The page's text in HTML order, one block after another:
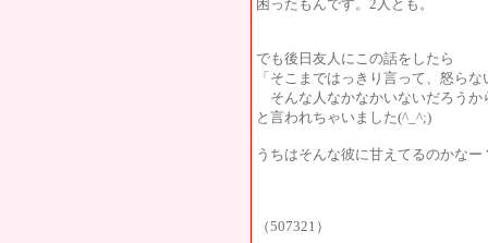
困ったもんです。2人とも。
でも後日友人にこの話をしたら
「そこまではっきり言って、怒ら
そんな人なかなかいないだろうか
と言われちゃいました(^_^;)
うちはそんな彼に甘えてるのかなー
（507321）